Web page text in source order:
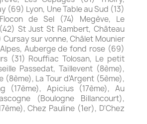
(69) Lyon, Une Table au Sud (13)
de Sel (74) Megève, Le
St Just St Rambert, Château
sur vonne, Châlet Mounier
Auberge de fond rose (69)
(31) Rouffiac Tolosan, Le petit
Passedat, Taillevent (8ème),
(8ème), La Tour d'Argent (5ème),
(17ème), Apicius (17ème), Au
(Boulogne Billancourt),
Chez Pauline (1er), D'Chez